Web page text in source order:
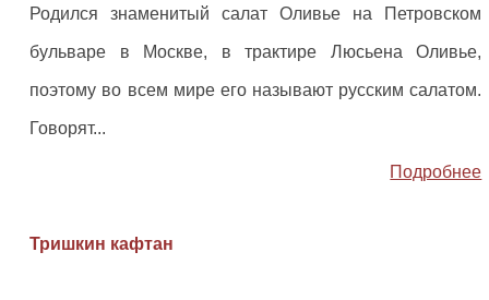
Родился знаменитый салат Оливье на Петровском
бульваре в Москве, в трактире Люсьена Оливье,
поэтому во всем мире его называют русским салатом.
Говорят...
Подробнее
Тришкин кафтан